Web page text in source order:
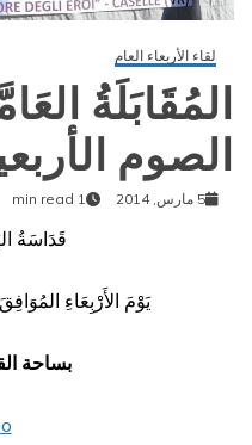
لقاء الأربعاء العام
المُقَابَلَةُ
الصوم
5 مارس, 2014 1 min read
قَدَاسَةُ
يَوْمَ الأَرْبِعَاءِ المُوَافِقَ 05 مارس / آذار 2014
بساحة